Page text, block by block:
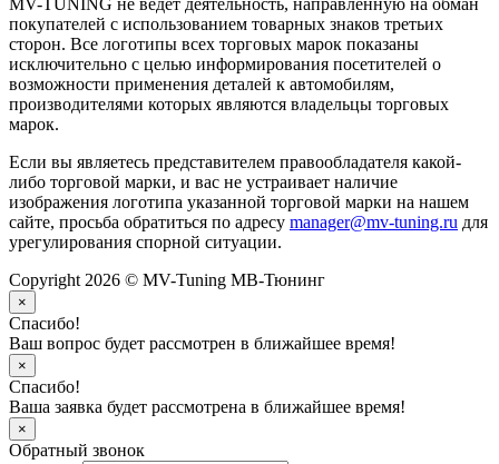
покупателей с использованием товарных знаков третьих
сторон. Все логотипы всех торговых марок показаны
исключительно с целью информирования посетителей о
возможности применения деталей к автомобилям,
производителями которых являются владельцы торговых
марок.
Если вы являетесь представителем правообладателя какой-
либо торговой марки, и вас не устраивает наличие
изображения логотипа указанной торговой марки на нашем
сайте, просьба обратиться по адресу manager@mv-tuning.ru для
урегулирования спорной ситуации.
Copyright 2026 © MV-Tuning МВ-Тюнинг
×
Спасибо!
Ваш вопрос будет рассмотрен в ближайшее время!
×
Спасибо!
Ваша заявка будет рассмотрена в ближайшее время!
×
Обратный звонок